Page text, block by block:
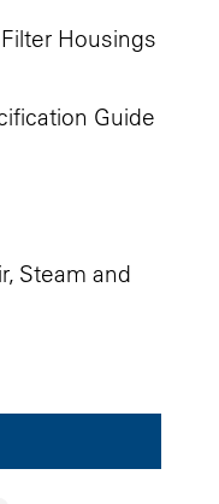
Housings
Guide
Steam and